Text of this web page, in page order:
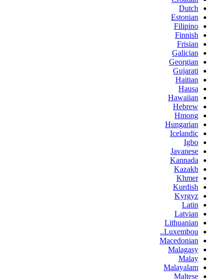
Dutch
Estonian
Filipino
Finnish
Frisian
Galician
Georgian
Gujarati
Haitian
Hausa
Hawaiian
Hebrew
Hmong
Hungarian
Icelandic
Igbo
Javanese
Kannada
Kazakh
Khmer
Kurdish
Kyrgyz
Latin
Latvian
Lithuanian
Luxembou..
Macedonian
Malagasy
Malay
Malayalam
Maltese